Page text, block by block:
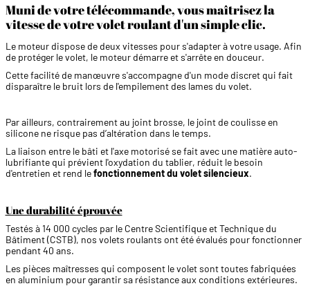
Muni de votre télécommande, vous maîtrisez la
vitesse de votre volet roulant d'un simple clic.
Le moteur dispose de deux vitesses pour s'adapter à votre usage. Afin
de protéger le volet, le moteur démarre et s'arrête en douceur.
Cette facilité de manœuvre s'accompagne d'un mode discret qui fait
disparaître le bruit lors de l'empilement des lames du volet.
Par ailleurs, contrairement au joint brosse, le joint de coulisse en
silicone ne risque pas d’altération dans le temps.
La liaison entre le bâti et l'axe motorisé se fait avec une matière auto-
lubrifiante qui prévient l'oxydation du tablier, réduit le besoin
d'entretien et rend lefonctionnement du volet silencieux.
Une durabilité éprouvée
Testés à 14 000 cycles par le Centre Scientifique et Technique du
Bâtiment (CSTB), nos volets roulants ont été évalués pour fonctionner
pendant 40 ans.
Les pièces maîtresses qui composent le volet sont toutes fabriquées
en aluminium pour garantir sa résistance aux conditions extérieures.